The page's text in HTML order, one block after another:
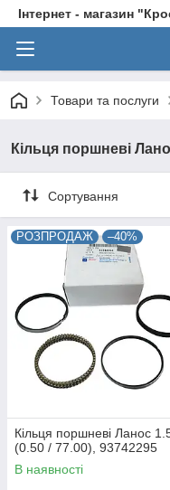
Інтернет - магазин
Товари та послуги
Кільця поршневі
Сортування
РОЗПРОДАЖ –40%
Кільця поршневі Ланос
(0.50 / 77.00), 93742295
В наявності